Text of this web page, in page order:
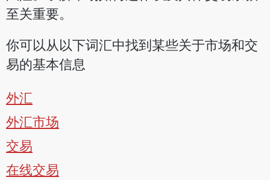
至关重要。
你可以从以下词汇中找到某些关于市场和交
易的基本信息
外汇
外汇市场
交易
在线交易